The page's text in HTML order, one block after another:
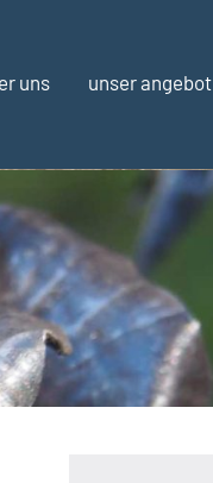
uns unser angebot